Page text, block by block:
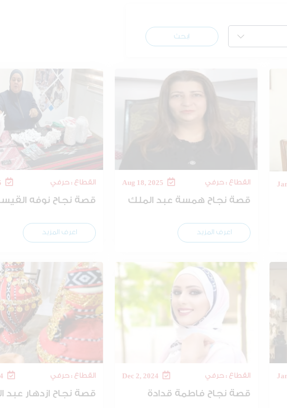
ابحث
القطاع : حرفي
قصة نجاح همسة عبد الملك
اعرف المزيد
القطاع : حرفي
قصة نجاح نوفه
اعرف المزيد
القطاع : حرفي
قصة نجاح فاطمة قدادة
القطاع : حرفي
قصة نجاح ازدهار عبد